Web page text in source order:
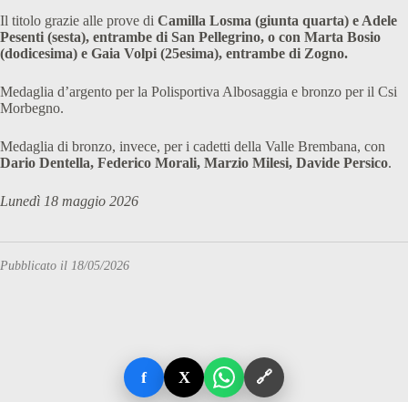
Il titolo grazie alle prove di Camilla Losma (giunta quarta) e Adele
Pesenti (sesta), entrambe di San Pellegrino, o con Marta Bosio
(dodicesima) e Gaia Volpi (25esima), entrambe di Zogno.
Medaglia d’argento per la Polisportiva Albosaggia e bronzo per il Csi
Morbegno.
Medaglia di bronzo, invece, per i cadetti della Valle Brembana, con
Dario Dentella, Federico Morali, Marzio Milesi, Davide Persico.
Lunedì 18 maggio 2026
Pubblicato il 18/05/2026
f X 🔗